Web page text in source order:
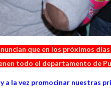
que en los próximos
todo el departamento de
a la vez promocinar nuestras